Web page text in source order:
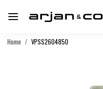
Home VPSS2604850